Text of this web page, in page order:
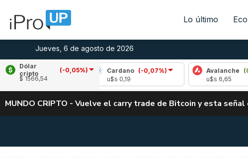
Lo último
Jueves, 6 de agosto de 2026
Dólar
cripto
(-0,05%)
$ 1566,54
Cardano
(-0,07%)
Avalanche (0,33%)
MUNDO CRIPTO - Vuelve el carry trade de Bitcoin y esta